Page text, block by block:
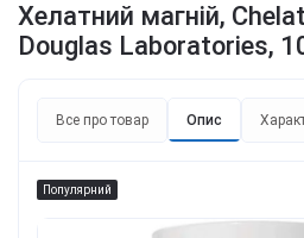
Хелатний магній,
Douglas Laboratories,
Все про товар Опис
Популярний